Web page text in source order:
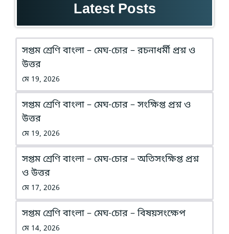
Latest Posts
সপ্তম শ্রেণি বাংলা – মেঘ-চোর – রচনাধর্মী প্রশ্ন ও
উত্তর
মে 19, 2026
সপ্তম শ্রেণি বাংলা – মেঘ-চোর – সংক্ষিপ্ত প্রশ্ন ও
উত্তর
মে 19, 2026
সপ্তম শ্রেণি বাংলা – মেঘ-চোর – অতিসংক্ষিপ্ত প্রশ্ন
ও উত্তর
মে 17, 2026
সপ্তম শ্রেণি বাংলা – মেঘ-চোর – বিষয়সংক্ষেপ
মে 14, 2026